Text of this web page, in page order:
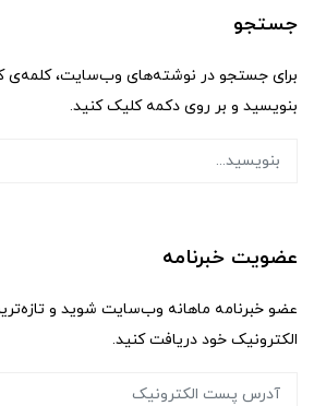
جستجو
برای جستجو در نوشته‌های وب‌سایت، کلمه‌ی
بنویسید و بر روی دکمه کلیک کنید.
عضویت خبرنامه
عضو خبرنامه ماهانه وب‌سایت شوید و
الکترونیک خود دریافت کنید.